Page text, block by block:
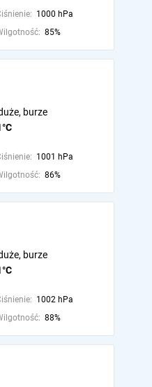
1000 hPa
85%
burze
1001 hPa
86%
burze
1002 hPa
88%